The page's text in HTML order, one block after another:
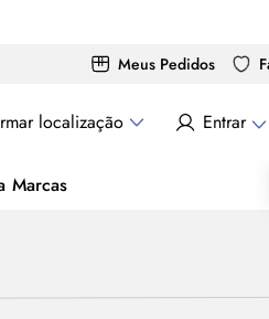
Meus Pedidos
localização Entrar
Marcas